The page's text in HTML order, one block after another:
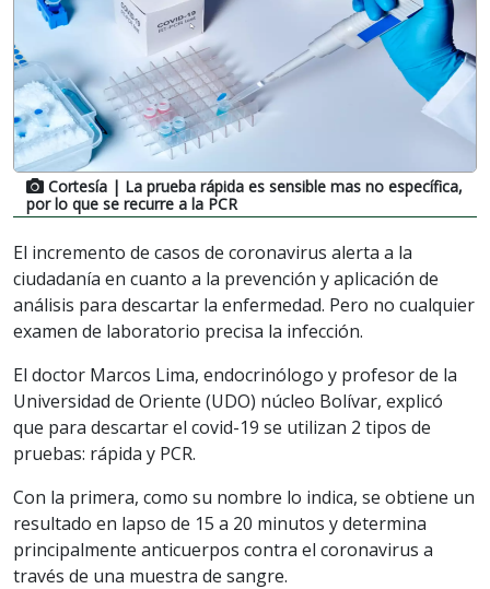
Cortesía | La prueba rápida es sensible mas no específica,
por lo que se recurre a la PCR
El incremento de casos de coronavirus alerta a la
ciudadanía en cuanto a la prevención y aplicación de
análisis para descartar la enfermedad. Pero no cualquier
examen de laboratorio precisa la infección.
El doctor Marcos Lima, endocrinólogo y profesor de la
Universidad de Oriente (UDO) núcleo Bolívar, explicó
que para descartar el covid-19 se utilizan 2 tipos de
pruebas: rápida y PCR.
Con la primera, como su nombre lo indica, se obtiene un
resultado en lapso de 15 a 20 minutos y determina
principalmente anticuerpos contra el coronavirus a
través de una muestra de sangre.